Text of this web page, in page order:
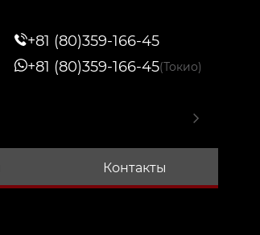
+81 (80)359-166-45
+81 (80)359-166-45(Токио)
Контакты